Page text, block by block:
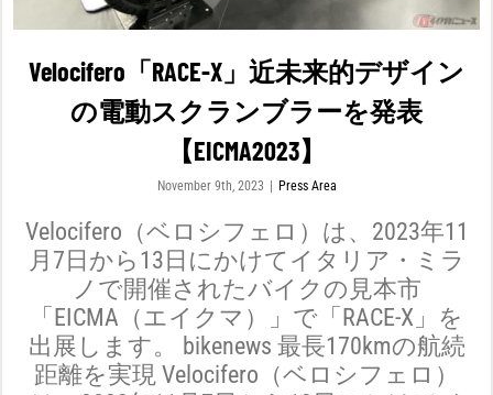
Velocifero「RACE-X」近未来的デザイン
の電動スクランブラーを発表
【EICMA2023】
November 9th, 2023 Press Area
Velocifero（ベロシフェロ）は、2023年11
月7日から13日にかけてイタリア・ミラ
ノで開催されたバイクの見本市
「EICMA（エイクマ）」で「RACE-X」を
出展します。 bikenews 最長170kmの航続
距離を実現 Velocifero（ベロシフェロ）